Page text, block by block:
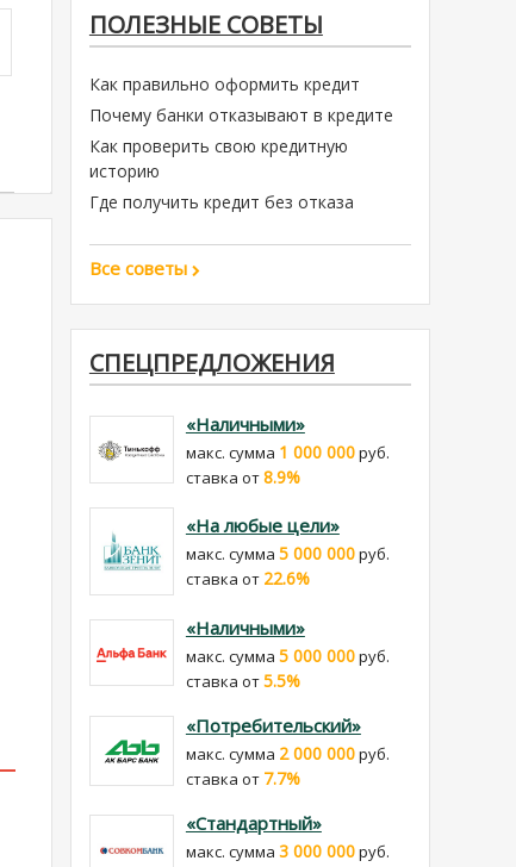
ПОЛЕЗНЫЕ СОВЕТЫ
Как правильно оформить кредит
Почему банки отказывают в кредите
Как проверить свою кредитную
историю
Где получить кредит без отказа
Все советы
СПЕЦПРЕДЛОЖЕНИЯ
«Наличными»
макс. сумма 1 000 000руб.
cтавка от8.9%
«На любые цели»
макс. сумма 5 000 000руб.
cтавка от 22.6%
«Наличными»
макс. сумма 5 000 000руб.
cтавка от5.5%
«Потребительский»
макс. сумма 2 000 000руб.
cтавка от 7.7%
«Стандартный»
макс. сумма 3 000 000руб.